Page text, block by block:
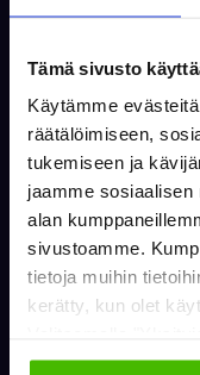
Tämä sivusto
Käytämme
räätälöimiseen,
tukemiseen ja
jaamme
alan
sivustoamme.
tietoja muihin
kerätty, kun olet
sallimiisi evästeisiin.